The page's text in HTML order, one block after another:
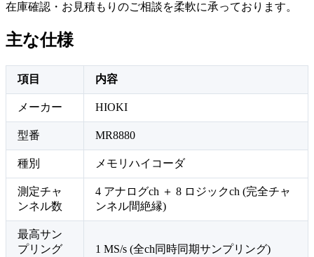
在庫確認・お見積もりのご相談を柔軟に承っております。
主な仕様
項目 内容
メーカー HIOKI
型番 MR8880
種別 メモリハイコーダ
測定チャ
ンネル数
4 アナログch ＋ 8 ロジックch (完全チャ
ンネル間絶縁)
最高サン
プリング
1 MS/s (全ch同時同期サンプリング)